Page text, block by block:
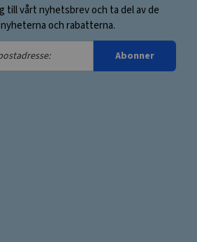
till vårt nyhetsbrev och ta del av de
och rabatterna.
Abonner